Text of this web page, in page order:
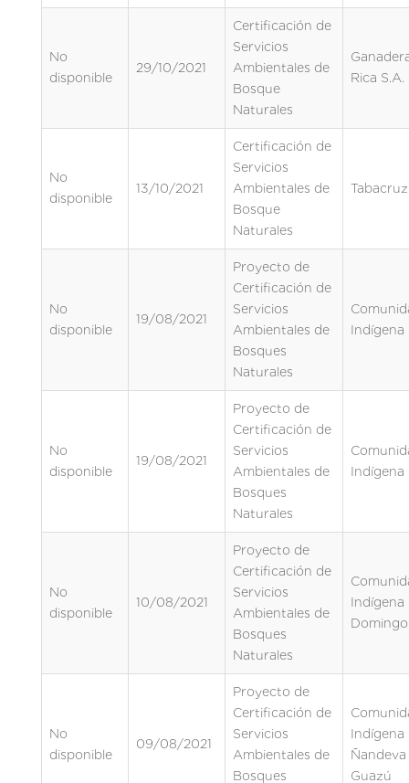
No
disponible
29/10/2021
Certificación de
Servicios
Ambientales de
Bosque
Naturales
Rica S.A.
No
disponible
13/10/2021
Certificación de
Servicios
Ambientales de
Bosque
Naturales
No
disponible
19/08/2021
Proyecto de
Certificación de
Servicios
Ambientales de
Bosques
Naturales
Indígena
No
disponible
19/08/2021
Proyecto de
Certificación de
Servicios
Ambientales de
Bosques
Naturales
Indígena
No
disponible
10/08/2021
Proyecto de
Certificación de
Servicios
Ambientales de
Bosques
Naturales
Indígena
Domingo
No
disponible
09/08/2021
Proyecto de
Certificación de
Servicios
Ambientales de
Bosques
Indígena
Guazú